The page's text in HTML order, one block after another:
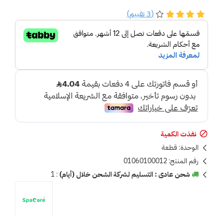
نفذت الكمية
الوحدة: قطعة
رقم المنتج: 01060100012
شحن عادى : التسليم لشركة الشحن خلال (أيام) :
1
(3 تقييم)